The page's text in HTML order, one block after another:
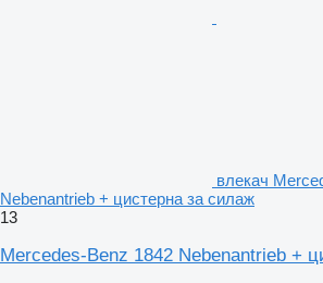
влекач
Nebenantrieb + цистерна за силаж
13
Mercedes-Benz 1842 Nebenantrieb +